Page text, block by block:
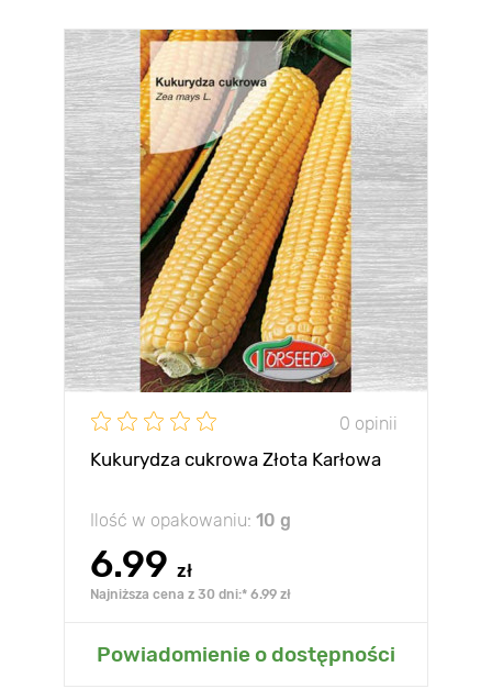
0 opinii
Kukurydza cukrowa Złota Karłowa
Ilość w opakowaniu: 10 g
6.99 zł
Najniższa cena z 30 dni:* 6.99 zł
Powiadomienie o dostępności